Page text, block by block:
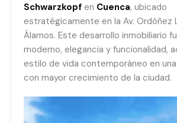
Schwarzkopf en Cuenca, ubicado
estratégicamente en la Av. Ordóñez
Álamos. Este desarrollo inmobiliario
moderno, elegancia y funcionalidad,
estilo de vida contemporáneo en
con mayor crecimiento de la ciudad.